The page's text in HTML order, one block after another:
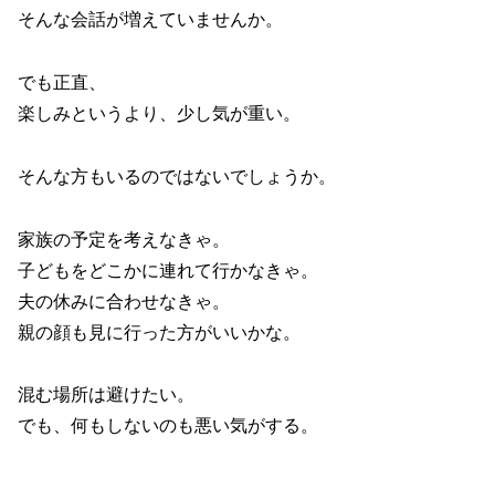
そんな会話が増えていませんか。
でも正直、
楽しみというより、少し気が重い。
そんな方もいるのではないでしょうか。
家族の予定を考えなきゃ。
子どもをどこかに連れて行かなきゃ。
夫の休みに合わせなきゃ。
親の顔も見に行った方がいいかな。
混む場所は避けたい。
でも、何もしないのも悪い気がする。